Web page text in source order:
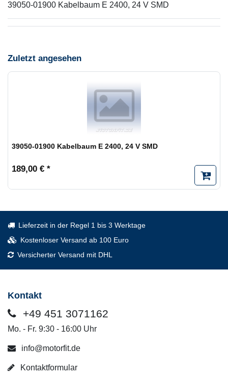
39050-01900 Kabelbaum E 2400, 24 V SMD
Zuletzt angesehen
39050-01900 Kabelbaum E 2400, 24 V SMD
189,00 € *
Lieferzeit in der Regel 1 bis 3 Werktage
Kostenloser Versand ab 100 Euro
Versicherter Versand mit DHL
Kontakt
+49 451 3071162
Mo. - Fr. 9:30 - 16:00 Uhr
info@motorfit.de
Kontaktformular